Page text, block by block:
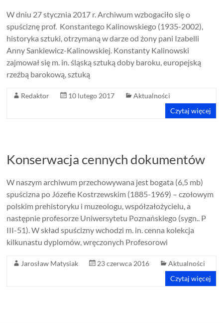
W dniu 27 stycznia 2017 r. Archiwum wzbogaciło się o
spuściznę prof. Konstantego Kalinowskiego (1935-2002),
historyka sztuki, otrzymaną w darze od żony pani Izabelli
Anny Sankiewicz-Kalinowskiej. Konstanty Kalinowski
zajmował się m. in. śląską sztuką doby baroku, europejską
rzeźbą barokową, sztuką
Redaktor 10 lutego 2017
Aktualności
Czytaj więcej
Konserwacja cennych dokumentów
W naszym archiwum przechowywana jest bogata (6,5 mb)
spuścizna po Józefie Kostrzewskim (1885-1969) – czołowym
polskim prehistoryku i muzeologu, współzałożycielu, a
następnie profesorze Uniwersytetu Poznańskiego (sygn.. P
III-51). W skład spuścizny wchodzi m. in. cenna kolekcja
kilkunastu dyplomów, wręczonych Profesorowi
Jarosław Matysiak 23 czerwca 2016
Aktualności
Czytaj więcej